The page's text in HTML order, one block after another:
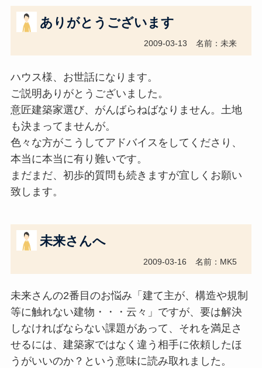
ありがとうございます
2009-03-13 名前：未来
ハウス様、お世話になります。
ご説明ありがとうございました。
意匠建築家選び、がんばらねばなりません。土地
も決まってませんが。
色々な方がこうしてアドバイスをしてくださり、
本当に本当に有り難いです。
まだまだ、初歩的質問も続きますが宜しくお願い
致します。
未来さんへ
2009-03-16 名前：MK5
未来さんの2番目のお悩み「建て主が、構造や規制
等に触れない建物・・・云々」ですが、要は解決
しなければならない課題があって、それを満足さ
せるには、建築家ではなく違う相手に依頼したほ
うがいいのか？という意味に読み取れました。